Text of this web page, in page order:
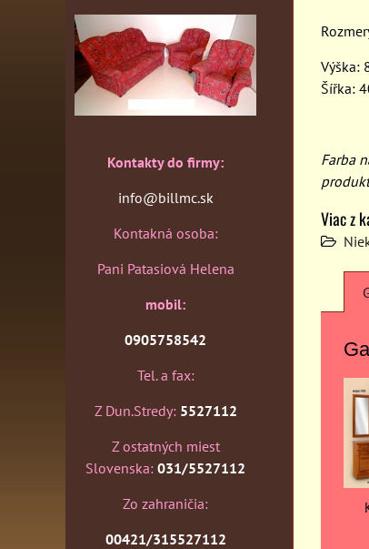
Výška:
Šířka:
Farba
Viac z
Kontakty do firmy:
info@billmc.sk
Kontakná osoba:
Pani Patasiová Helena
mobil:
0905758542
Tel. a fax:
Z Dun.Stredy: 5527112
Z ostatných miest
Slovenska: 031/5527112
Zo zahraničia:
00421/315527112